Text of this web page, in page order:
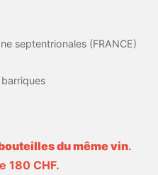
septentrionales (FRANCE)
du même vin.
180 CHF.